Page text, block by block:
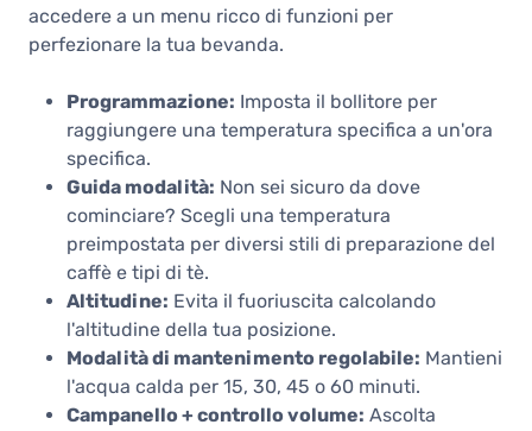
accedere a un menu ricco di funzioni per
perfezionare la tua bevanda.
Programmazione: Imposta il bollitore per
raggiungere una temperatura specifica a un'ora
specifica.
Guida modalità: Non sei sicuro da dove
cominciare? Scegli una temperatura
preimpostata per diversi stili di preparazione del
caffè e tipi di tè.
Altitudine: Evita il fuoriuscita calcolando
l'altitudine della tua posizione.
Modalità di mantenimento regolabile: Mantieni
l'acqua calda per 15, 30, 45 o 60 minuti.
Campanello + controllo volume: Ascolta